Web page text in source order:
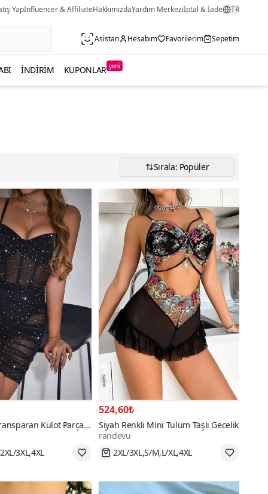
YapInfluencer & AffiliateHakkımızdaYardım Merkeziİptal & İade TR
Asistan Hesabım Favorilerim Sepetim
İNDIRIM KUPONLAR yeni
Sırala: Popüler
Külot Parça
3XL,4XL
524,60₺
Siyah Renkli Mini Tulum Taşlı Gecelik
randevu
70+
2XL/3XL,S/M,L/XL,4XL
Hızlı Kargo